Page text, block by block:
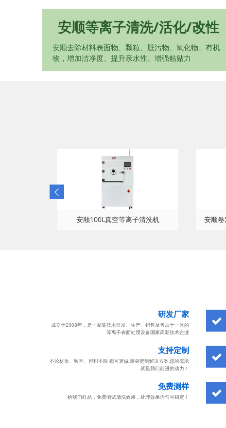
安顺等离子清洗/活化/改性
安顺去除材料表面物、颗粒、脏污物、氧化物、有机
物，增加洁净度、提升亲水性、增强粘贴力
安顺100L真空等离子清洗机 安顺
研发厂家
成立于2008年，是一家集技术研发、生产、销售及售后于一体的
等离子表面处理设备国家高新技术企业
支持定制
不论材质、频率、容积不限 都可定做,量身定制解决方案,您的需求
就是我们前进的动力！
免费测样
给我们样品，免费测试清洗效果，处理效果均匀且稳定！